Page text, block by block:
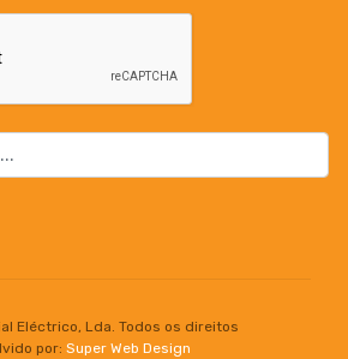
Eléctrico, Lda. Todos os direitos
por: Super Web Design